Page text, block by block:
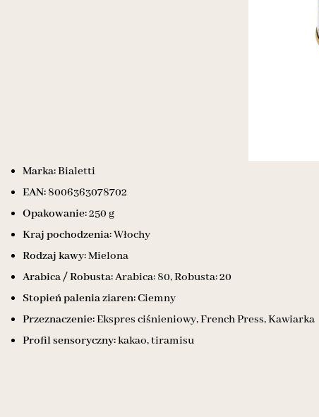
Marka:Bialetti
EAN: 8006363078702
Opakowanie:250 g
Kraj pochodzenia:Włochy
Rodzaj kawy:Mielona
Arabica / Robusta:Arabica: 80, Robusta: 20
Stopień palenia ziaren:Ciemny
Przeznaczenie:Ekspres ciśnieniowy, French Press, Kawiarka
Profil sensoryczny:kakao, tiramisu